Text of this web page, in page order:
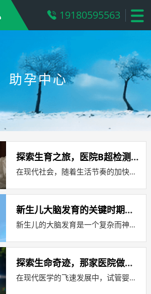
19180595563
助孕中心
探索生育之旅，医院B超检测卵泡的全过程
在现代社会，随着生活节奏的加快和工作压力的增大，越来越多的女性开始关注自己的生育健康，卵泡的发育情况是评估女性生育能力的重要指标...
新生儿大脑发育的关键时期及促进策略
新生儿的大脑发育是一个复杂而神奇的过程，它不仅关系到孩子的智力发展，还影响着他们的情感、社交和运动能力，了解新生儿大脑发育的关键...
探索生命奇迹，那家医院做试管婴儿技术领先
在现代医学的飞速发展中，试管婴儿技术（IVF，体外受精）已经成为了许多不孕不育夫妇实现生育梦想的重要途径，这项技术不仅帮助了无数...